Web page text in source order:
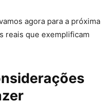
agora para a próxima
reais que exemplificam